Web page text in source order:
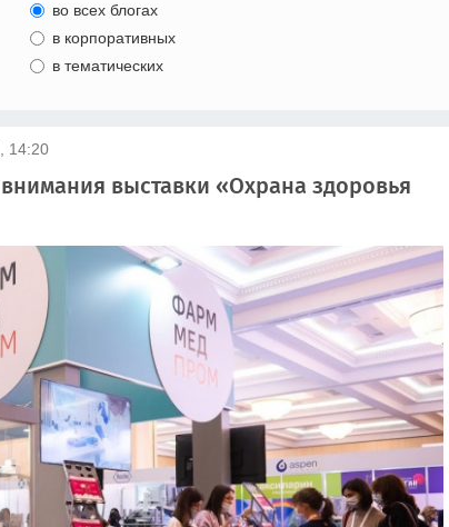
во всех блогах
в корпоративных
в тематических
14:20
выставки «Охрана здоровья